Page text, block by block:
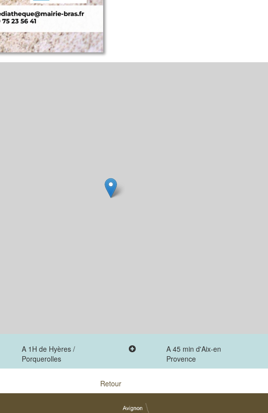
A 1H de Hyères /
Porquerolles
A 45 min d'Aix-en
Provence
Retour